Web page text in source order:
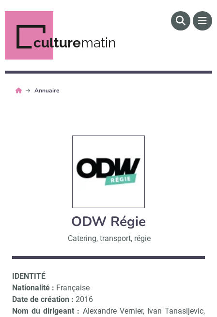
culturematin
Annuaire
ODW Régie
Catering, transport, régie
IDENTITÉ
Nationalité : Française
Date de création : 2016
Nom du dirigeant : Alexandre Vernier, Ivan Tanasijevic,